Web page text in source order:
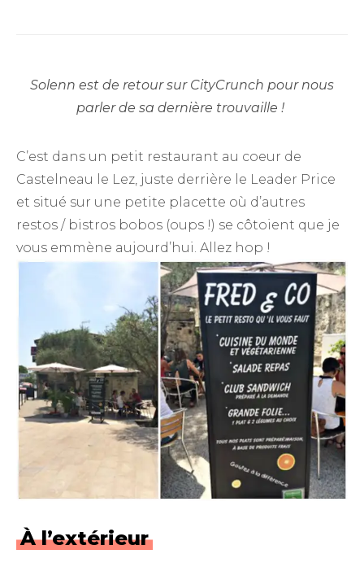
Solenn est de retour sur CityCrunch pour nous
parler de sa dernière trouvaille !
C’est dans un petit restaurant au coeur de
Castelneau le Lez, juste derrière le Leader Price
et situé sur une petite placette où d’autres
restos / bistros bobos (oups !) se côtoient que je
vous emmène aujourd’hui. Allez hop !
À l’extérieur